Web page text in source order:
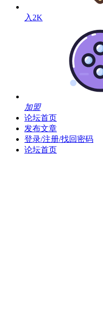
入2K
加盟
论坛首页
发布文章
登录/注册/找回密码
论坛首页